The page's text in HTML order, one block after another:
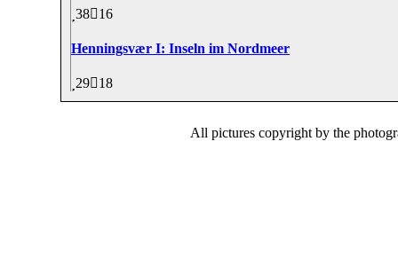
38 16
Henningsvær I: Inseln im Nordmeer
29 18
All pictures copyright by the